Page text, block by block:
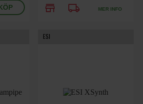
store local_shipping MER INFO
ESI